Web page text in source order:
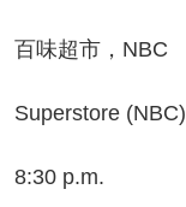
超市，NBC
(NBC)
p.m.